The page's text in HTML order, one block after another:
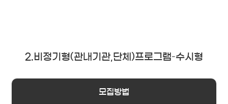
2.비정기형(관내기관,단체)프로그램–수시형
모집방법